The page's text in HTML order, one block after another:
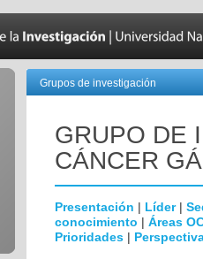
Grupos de investigación
GRUPO DE
CÁNCER
Presentación | Líder|
conocimiento | Áreas
Prioridades |